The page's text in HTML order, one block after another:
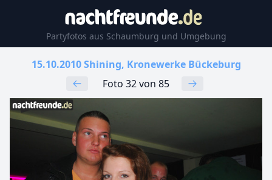
Partyfotos aus Schaumburg und Umgebung
15.10.2010 Shining, Kronewerke Bückeburg
Foto 32 von 85